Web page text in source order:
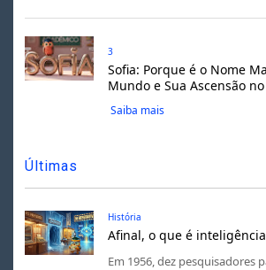
3
Sofia: Porque é o Nome
Mundo e Sua Ascensão
Saiba mais
Últimas
História
Afinal, o que é
Em 1956, dez pesquisadores